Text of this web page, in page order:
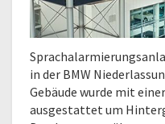
in der BMW
Gebäude wurde mit
ausgestattet um